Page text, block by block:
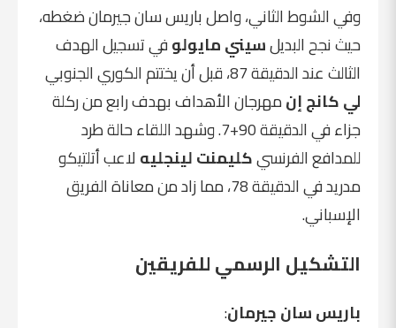
وفي الشوط الثاني، واصل باريس سان جيرمان ضغطه،
حيث نجح البديلسيني مايولوفي تسجيل الهدف
الثالث عند الدقيقة 87، قبل أن يختتم الكوري الجنوبي
لي كانج إنمهرجان الأهداف بهدف رابع من ركلة
جزاء في الدقيقة 90+7. وشهد اللقاء حالة طرد
للمدافع الفرنسيكليمنت لينجليه لاعب أتلتيكو
مدريد في الدقيقة 78، مما زاد من معاناة الفريق
الإسباني.
التشكيل الرسمي للفريقين
باريس سان جيرمان: